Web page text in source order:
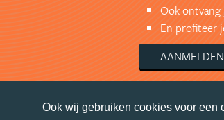
Ook wij gebruiken cookies voor een
Ook ontvang
En profiteer